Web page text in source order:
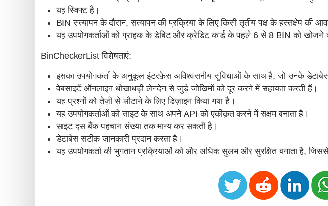
यह स्विफ्ट है।
BIN सत्यापन के दौरान, सत्यापन की प्रक्रिया के लिए किसी तृतीय पक्ष के हस्तक्षेप की
यह उपयोगकर्ताओं को ग्राहक के डेबिट और क्रेडिट कार्ड के पहले 6 से 8 BIN को खोजने
BinCheckerList विशेषताएं:
इसका उपयोगकर्ता के अनुकूल इंटरफ़ेस अविश्वसनीय सुविधाओं के साथ है, जो उनके
वेबसाइटें ऑनलाइन धोखाधड़ी लेनदेन से जुड़े जोखिमों को दूर करने में सहायता करती हैं।
यह प्रश्नों को तेज़ी से लौटाने के लिए डिज़ाइन किया गया है।
यह उपयोगकर्ताओं को साइट के साथ अपने API को एकीकृत करने में सक्षम बनाता है।
साइट दस बैंक पहचान संख्या तक मान्य कर सकती है।
डेटाबेस सटीक जानकारी प्रदान करता है।
यह उपयोगकर्ता की भुगतान प्रक्रियाओं को और अधिक सुलभ और सुरक्षित बनाता है,